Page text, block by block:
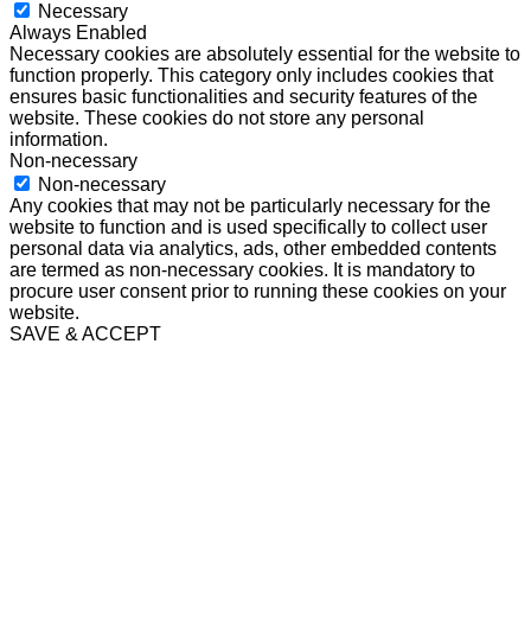
Necessary
Always Enabled
Necessary cookies are absolutely essential for the website to
function properly. This category only includes cookies that
ensures basic functionalities and security features of the
website. These cookies do not store any personal
information.
Non-necessary
Non-necessary
Any cookies that may not be particularly necessary for the
website to function and is used specifically to collect user
personal data via analytics, ads, other embedded contents
are termed as non-necessary cookies. It is mandatory to
procure user consent prior to running these cookies on your
website.
SAVE & ACCEPT